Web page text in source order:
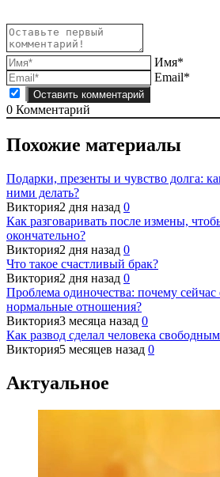
Имя*
Email*
0 Комментарий
Похожие материалы
Подарки, презенты и чувство долга:
ними делать?
Виктория2 дня назад 0
Как разговаривать после измены,
окончательно?
Виктория2 дня назад 0
Что такое счастливый брак?
Виктория2 дня назад 0
Проблема одиночества: почему
нормальные отношения?
Виктория3 месяца назад 0
Как развод сделал человека
Виктория5 месяцев назад 0
Актуальное